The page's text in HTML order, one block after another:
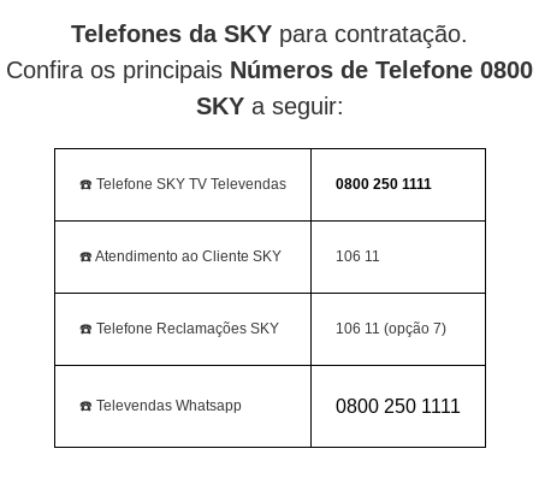
Telefones da SKY para contratação.
Confira os principais Números de Telefone 0800
SKYa seguir:
☎️ Telefone SKY TV Televendas 0800 250 1111
☎️ Atendimento ao Cliente SKY 106 11
☎️ Telefone Reclamações SKY 106 11 (opção 7)
☎️ Televendas Whatsapp 0800 250 1111